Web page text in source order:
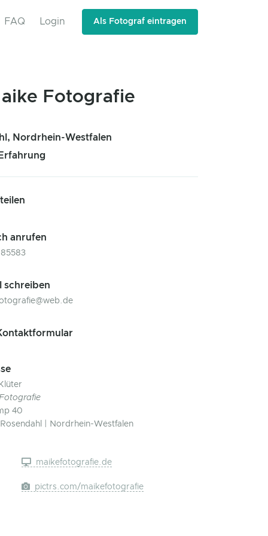
FAQ Login Als Fotograf eintragen
Fotografie
Nordrhein-Westfalen
anrufen
schreiben
40
| Nordrhein-Westfalen
maikefotografie.de
pictrs.com/maikefotografie